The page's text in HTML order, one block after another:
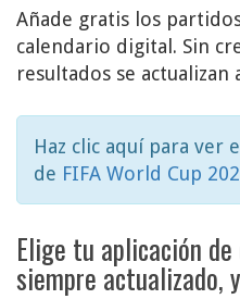
Añade gratis los
calendario digital. Sin
resultados se
Haz clic aquí para ver
de FIFA World Cup
Elige tu aplicación
siempre actualizado,